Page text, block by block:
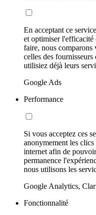
En acceptant ce
et optimiser l'efficacité
faire, nous comparons
celles des
utilisiez déjà leurs
Google Ads
Performance
Si vous acceptez ces
anonymement les
internet afin de
permanence
nous utilisons les
Google Analytics,
Fonctionnalité